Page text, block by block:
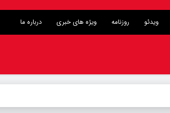
ویدئو روزنامه ویژه های خبری درباره ما